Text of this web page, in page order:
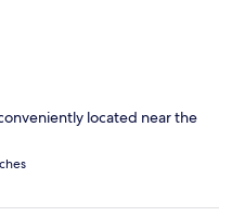
located near the